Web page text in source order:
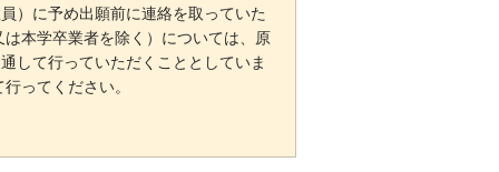
）に予め出願前に連絡を取っていた
本学卒業者を除く）については、原
して行っていただくこととしていま
ってください。